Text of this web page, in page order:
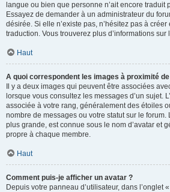
langue ou bien que personne n’ait encore traduit
Essayez de demander à un administrateur du
désirée. Si elle n’existe pas, n’hésitez pas à
traduction. Vous trouverez plus d’informations sur
Haut
A quoi correspondent les images à proximité
Il y a deux images qui peuvent être associées
lorsque vous consultez les messages d’un sujet.
associée à votre rang, généralement des étoiles
nombre de messages ou votre statut sur le
plus grande, est connue sous le nom d’avatar et
propre à chaque membre.
Haut
Comment puis-je afficher un avatar ?
Depuis votre panneau d’utilisateur, dans l’onglet